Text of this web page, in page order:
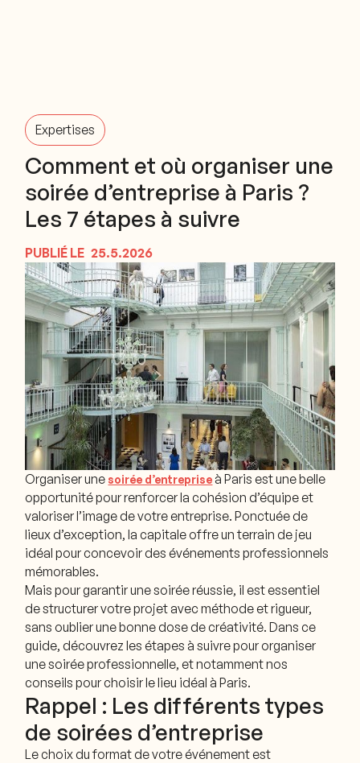
Expertises
Comment et où organiser une
soirée d’entreprise à Paris ?
Les 7 étapes à suivre
PUBLIÉ LE 25.5.2026
Organiser unesoirée d’entreprise à Paris est une belle
opportunité pour renforcer la cohésion d’équipe et
valoriser l’image de votre entreprise. Ponctuée de
lieux d’exception, la capitale offre un terrain de jeu
idéal pour concevoir des événements professionnels
mémorables.
Mais pour garantir une soirée réussie, il est essentiel
de structurer votre projet avec méthode et rigueur,
sans oublier une bonne dose de créativité. Dans ce
guide, découvrez les étapes à suivre pour organiser
une soirée professionnelle, et notamment nos
conseils pour choisir le lieu idéal à Paris.
Rappel : Les différents types
de soirées d’entreprise
Le choix du format de votre événement est